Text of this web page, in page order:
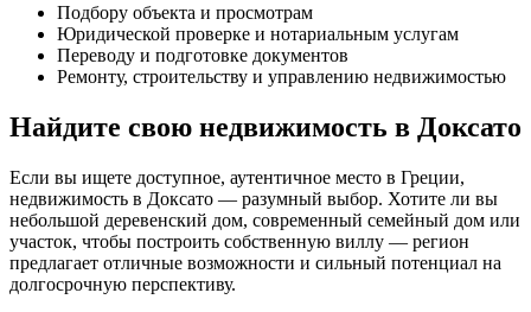
Подбору объекта и просмотрам
Юридической проверке и нотариальным услугам
Переводу и подготовке документов
Ремонту, строительству и управлению недвижимостью
Найдите свою недвижимость в Доксато
Если вы ищете доступное, аутентичное место в Греции,
недвижимость в Доксато — разумный выбор. Хотите ли вы
небольшой деревенский дом, современный семейный дом или
участок, чтобы построить собственную виллу — регион
предлагает отличные возможности и сильный потенциал на
долгосрочную перспективу.